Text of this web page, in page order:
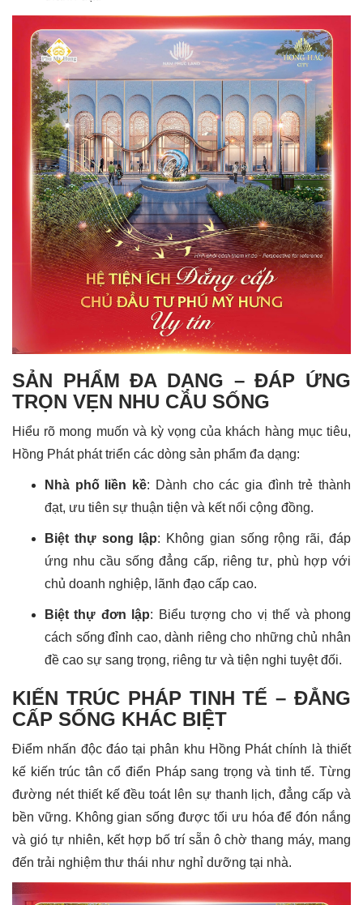
SẢN PHẨM ĐA DẠNG – ĐÁP ỨNG
TRỌN VẸN NHU CẦU SỐNG
Hiểu rõ mong muốn và kỳ vọng của khách hàng mục tiêu,
Hồng Phát phát triển các dòng sản phẩm đa dạng:
Nhà phố liền kề: Dành cho các gia đình trẻ thành
đạt, ưu tiên sự thuận tiện và kết nối cộng đồng.
Biệt thự song lập: Không gian sống rộng rãi, đáp
ứng nhu cầu sống đẳng cấp, riêng tư, phù hợp với
chủ doanh nghiệp, lãnh đạo cấp cao.
Biệt thự đơn lập: Biểu tượng cho vị thế và phong
cách sống đỉnh cao, dành riêng cho những chủ nhân
đề cao sự sang trọng, riêng tư và tiện nghi tuyệt đối.
KIẾN TRÚC PHÁP TINH TẾ – ĐẲNG
CẤP SỐNG KHÁC BIỆT
Điểm nhấn độc đáo tại phân khu Hồng Phát chính là thiết
kế kiến trúc tân cổ điển Pháp sang trọng và tinh tế. Từng
đường nét thiết kế đều toát lên sự thanh lịch, đẳng cấp và
bền vững. Không gian sống được tối ưu hóa để đón nắng
và gió tự nhiên, kết hợp bố trí sẵn ô chờ thang máy, mang
đến trải nghiệm thư thái như nghỉ dưỡng tại nhà.